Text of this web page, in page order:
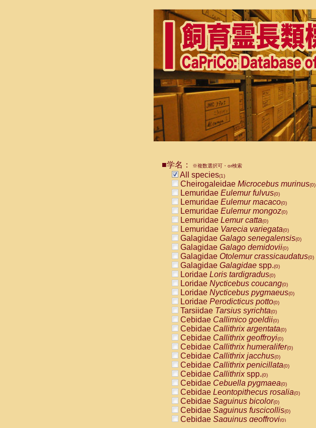
■学名： ※複数選択可・or検索
All species(1)
Cheirogaleidae Microcebus murinus(0)
Lemuridae Eulemur fulvus(0)
Lemuridae Eulemur macaco(0)
Lemuridae Eulemur mongoz(0)
Lemuridae Lemur catta(0)
Lemuridae Varecia variegata(0)
Galagidae Galago senegalensis(0)
Galagidae Galago demidovii(0)
Galagidae Otolemur crassicaudatus(0)
Galagidae Galagidae spp.(0)
Loridae Loris tardigradus(0)
Loridae Nycticebus coucang(0)
Loridae Nycticebus pygmaeus(0)
Loridae Perodicticus potto(0)
Tarsiidae Tarsius syrichta(0)
Cebidae Callimico goeldii(0)
Cebidae Callithrix argentata(0)
Cebidae Callithrix geoffroyi(0)
Cebidae Callithrix humeralifer(0)
Cebidae Callithrix jacchus(0)
Cebidae Callithrix penicillata(0)
Cebidae Callithrixspp.(0)
Cebidae Cebuella pygmaea(0)
Cebidae Leontopithecus rosalia(0)
Cebidae Saguinus bicolor(0)
Cebidae Saguinus fuscicollis(0)
Cebidae Saguinus geoffroyi(0)